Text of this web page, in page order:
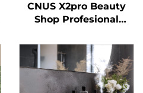
CNUS X2pro Beauty
Shop Profesional
Diffuser Aroma
Minyak Esensial Hotel
Mesin Bau